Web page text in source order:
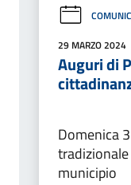
29 MARZO 2024
Auguri di
Domenica
municipio